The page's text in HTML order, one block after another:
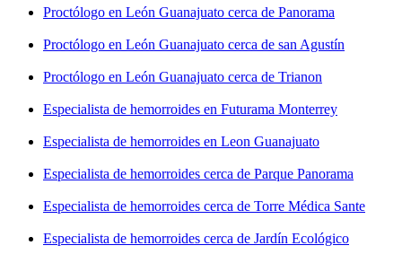
Proctólogo en León Guanajuato cerca de Panorama
Proctólogo en León Guanajuato cerca de san Agustín
Proctólogo en León Guanajuato cerca de Trianon
Especialista de hemorroides en Futurama Monterrey
Especialista de hemorroides en Leon Guanajuato
Especialista de hemorroides cerca de Parque Panorama
Especialista de hemorroides cerca de Torre Médica Sante
Especialista de hemorroides cerca de Jardín Ecológico